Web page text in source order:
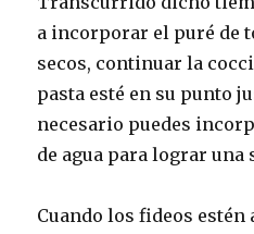
a incorporar el puré de
secos, continuar la
pasta esté en su punto
necesario puedes
de agua para lograr una
Cuando los fideos estén